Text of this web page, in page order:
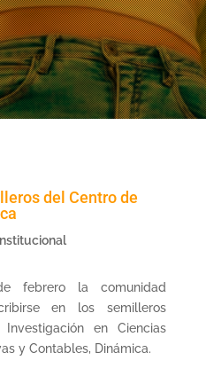
del Centro de
febrero la comunidad
en los semilleros
en Ciencias
y Contables, Dinámica.